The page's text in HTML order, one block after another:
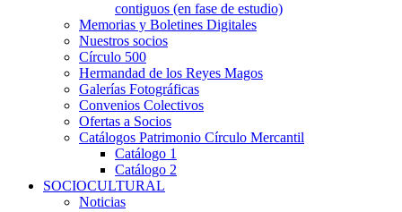
contiguos (en fase de estudio)
Memorias y Boletines Digitales
Nuestros socios
Círculo 500
Hermandad de los Reyes Magos
Galerías Fotográficas
Convenios Colectivos
Ofertas a Socios
Catálogos Patrimonio Círculo Mercantil
Catálogo 1
Catálogo 2
SOCIOCULTURAL
Noticias